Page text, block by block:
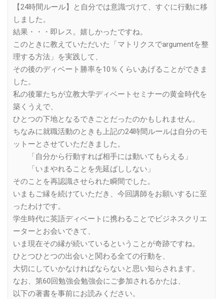
【24時間ルール】と自分では意識づけて、すぐに行動に移
しました。
結果・・・即レス。嬉しかったですね。
このときに教えていただいた「マトリクスでargumentを整
理する方法」を実践して、
その後のディベート勝率を10％くらいあげることができま
した。
私の後輩たちが立教大学ディベートセミナーの黄金時代を
築くうえで、
ひとつの下地となるできごとだったのかもしれません。
ちなみに就職活動のときも上記の24時間ルールは自分のモ
ットーとさせていただきました。
「自分から行動すれば相手には動いてもらえる」
「いまやれることを先延ばししない」
そのことを再認識させられた瞬間でした。
いまもご縁を続けていただき、今回講師をお願いするに至
ったわけです。
学生時代に英語ディベートに携わることでビジネスクリエ
ーターとお会いできて、
いま現在その縁が続いているということが奇跡ですね。
ひとつひとつの出会いと関わる全ての行動を、
大切にしていかなければならないと思い知らされます。
なお、第60回勉強会勉強会にご参加されるかたは、
以下の著書を事前にお読みください。